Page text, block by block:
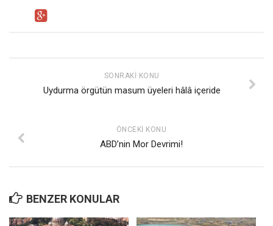
SONRAKI KONU
Uydurma örgütün masum üyeleri hâlâ içeride
ÖNCEKI KONU
ABD’nin Mor Devrimi!
BENZER KONULAR